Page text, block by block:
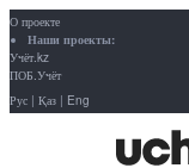
О проекте
Наши проекты:
Учёт.kz
ПОБ.Учёт
Рус | Қаз | Eng